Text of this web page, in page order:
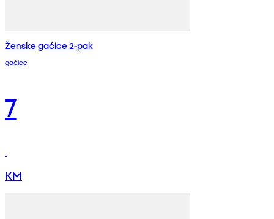
Ženske gaćice 2-pak
gaćice
7
KM